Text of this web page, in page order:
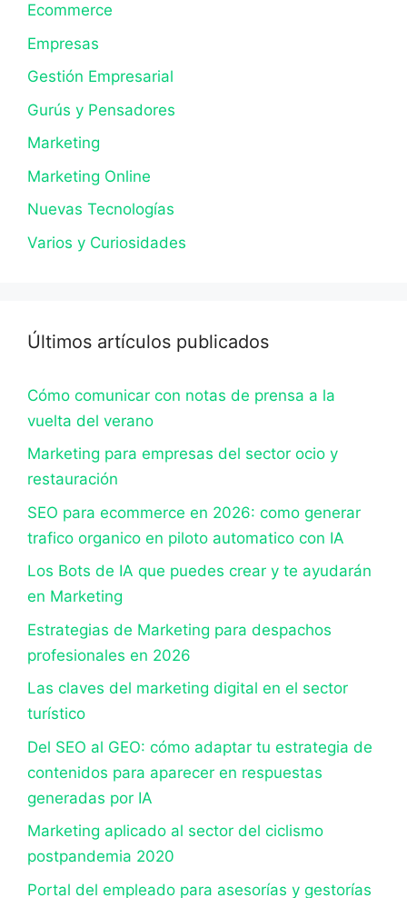
Ecommerce
Empresas
Gestión Empresarial
Gurús y Pensadores
Marketing
Marketing Online
Nuevas Tecnologías
Varios y Curiosidades
Últimos artículos publicados
Cómo comunicar con notas de prensa a la
vuelta del verano
Marketing para empresas del sector ocio y
restauración
SEO para ecommerce en 2026: como generar
trafico organico en piloto automatico con IA
Los Bots de IA que puedes crear y te ayudarán
en Marketing
Estrategias de Marketing para despachos
profesionales en 2026
Las claves del marketing digital en el sector
turístico
Del SEO al GEO: cómo adaptar tu estrategia de
contenidos para aparecer en respuestas
generadas por IA
Marketing aplicado al sector del ciclismo
postpandemia 2020
Portal del empleado para asesorías y gestorías